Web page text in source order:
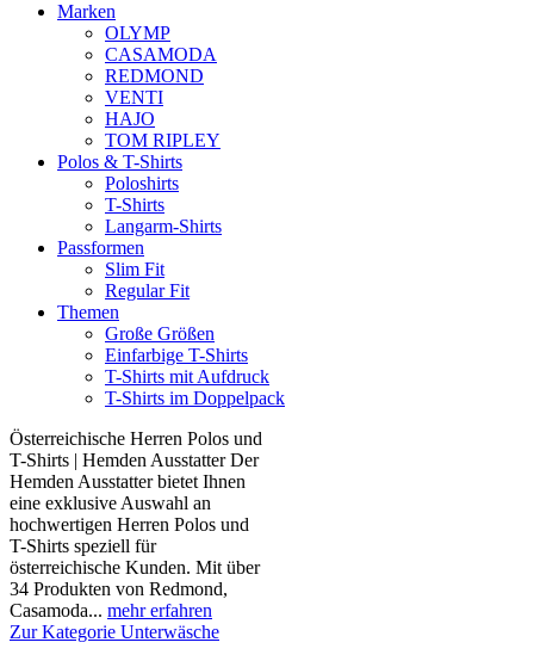
Marken
OLYMP
CASAMODA
REDMOND
VENTI
HAJO
TOM RIPLEY
Polos & T-Shirts
Poloshirts
T-Shirts
Langarm-Shirts
Passformen
Slim Fit
Regular Fit
Themen
Große Größen
Einfarbige T-Shirts
T-Shirts mit Aufdruck
T-Shirts im Doppelpack
Österreichische Herren Polos und
T-Shirts | Hemden Ausstatter Der
Hemden Ausstatter bietet Ihnen
eine exklusive Auswahl an
hochwertigen Herren Polos und
T-Shirts speziell für
österreichische Kunden. Mit über
34 Produkten von Redmond,
Casamoda... mehr erfahren
Zur Kategorie Unterwäsche